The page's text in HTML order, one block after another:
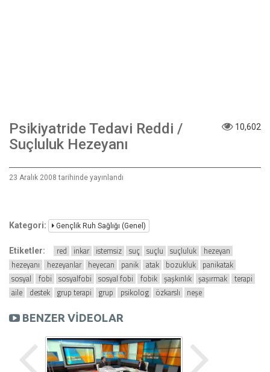
Psikiyatride Tedavi Reddi /
Suçluluk Hezeyanı
10,602
23 Aralık 2008 tarihinde yayınlandı
Kategori: Gençlik Ruh Sağlığı (Genel)
Etiketler: red inkar istemsiz suç suçlu suçluluk
hezeyan
hezeyanı
hezeyanlar heyecan panik atak bozukluk
panikatak
sosyal
fobi sosyalfobi sosyal fobi fobik şaşkınlık şaşırmak
terapi
aile
destek grup terapi grup psikolog özkarslı neşe
BENZER VİDEOLAR